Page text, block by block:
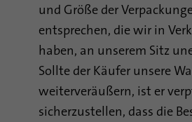
und Größe der
entsprechen, die wir in
haben, an unserem Sitz
Sollte der Käufer unsere
weiterveräußern, ist er
sicherzustellen, dass die